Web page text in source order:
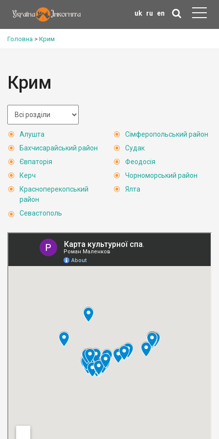
uk ru en
Головна > Крим
Крим
Алушта
Бахчисарайський район
Євпаторія
Керч
Красноперекопський
район
Севастополь
Сімферопольський район
Судак
Феодосія
Чорноморський район
Ялта